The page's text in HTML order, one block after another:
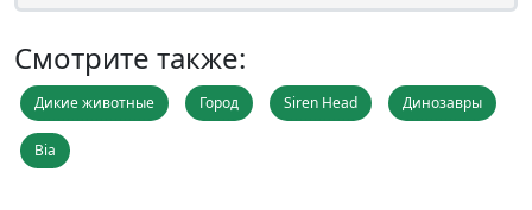
Смотрите также:
Дикие животные Город Siren Head Динозавры
Bia